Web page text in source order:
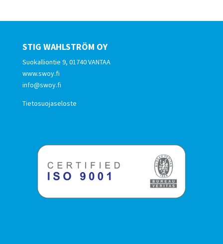
STIG WAHLSTRÖM OY
Suokalliontie 9, 01740 VANTAA
www.swoy.fi
info@swoy.fi
Tietosuojaseloste